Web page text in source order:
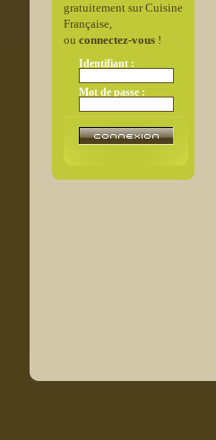
gratuitement sur Cuisine
Française,
ou connectez-vous!
Identifiant :
Mot de passe :